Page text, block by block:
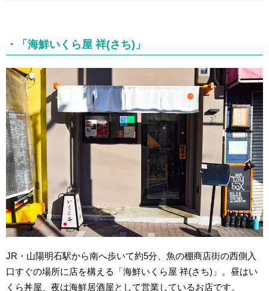
・「海鮮いくら屋 祥(さち)」
JR・山陽明石駅から南へ歩いて約5分、魚の棚商店街の西側入
口すぐの場所に店を構える「海鮮いくら屋 祥(さち)」。昼はい
くら丼屋、夜は海鮮居酒屋として営業しているお店です。